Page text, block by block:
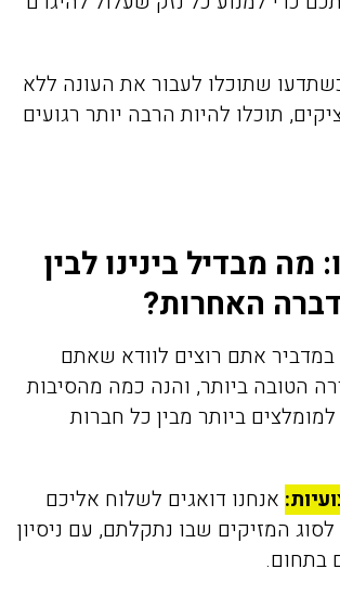
שתוכלו לעבור את העונה ללא
תוכלו להיות הרבה יותר רגועים
מה מבדיל בינינו לבין
האחרות?
אתם רוצים לוודא שאתם
הטובה ביותר, והנה כמה מהסיבות
ביותר מבין כל חברות
אנחנו דואגים לשלוח אליכם
המזיקים שבו נתקלתם, עם ניסיון
בתחום.